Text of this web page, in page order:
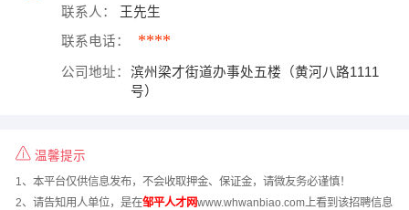
联系人： 王先生
联系电话： ****
公司地址：
滨州梁才街道办事处五楼（黄河八路1111
号）
温馨提示
1、本平台仅供信息发布，不会收取押金、保证金，请微友务必谨慎！
2、请告知用人单位，是在邹平人才网www.whwanbiao.com上看到该招聘信息